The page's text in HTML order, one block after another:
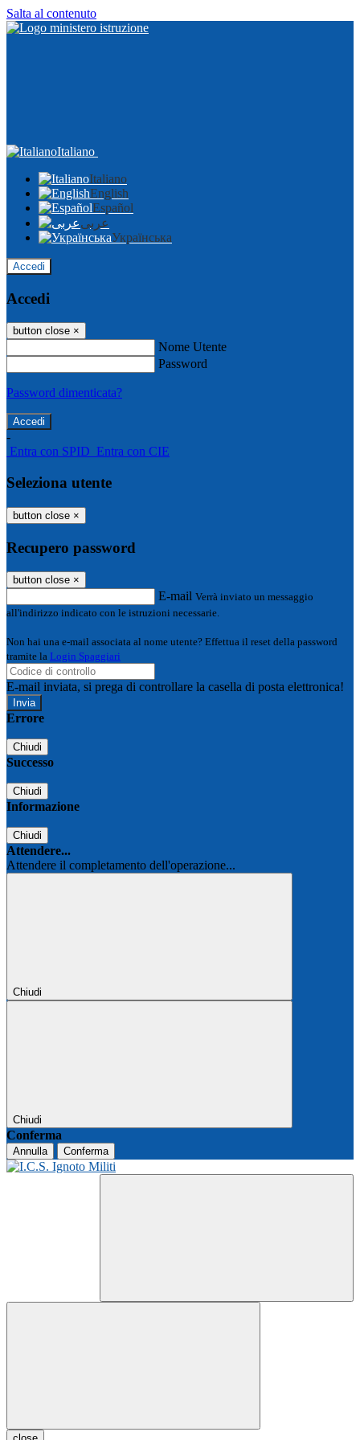
Salta al contenuto
Italiano
Italiano
English
Español
عربى
Українська
Accedi
Accedi
button close ×
Nome Utente
Password
Password dimenticata?
-
Entra con SPID Entra con CIE
Seleziona utente
button close ×
Recupero password
button close ×
E-mail Verrà inviato un messaggio
all'indirizzo indicato con le istruzioni necessarie.
Non hai una e-mail associata al nome utente? Effettua il reset della password
tramite la Login Spaggiari
E-mail inviata, si prega di controllare la casella di posta elettronica!
Errore
Chiudi
Successo
Chiudi
Informazione
Chiudi
Attendere...
Attendere il completamento dell'operazione...
Chiudi
Chiudi
Conferma
Annulla Conferma